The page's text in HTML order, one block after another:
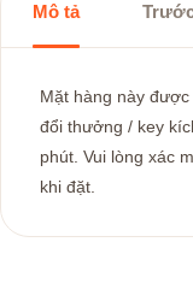
Mô tả
Mặt hàng này
đổi thưởng / key
phút. Vui lòng xác
khi đặt.